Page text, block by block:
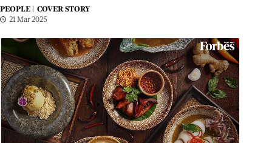
PEOPLE |
COVER STORY
21 Mar 2025